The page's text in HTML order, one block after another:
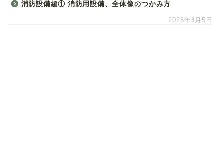
消防設備編① 消防用設備、全体像のつかみ方
2026年8月5日